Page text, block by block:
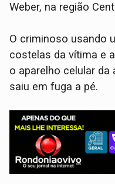
Weber, na região
O criminoso usando
costelas da vítima e
o aparelho celular da
saiu em fuga a pé.